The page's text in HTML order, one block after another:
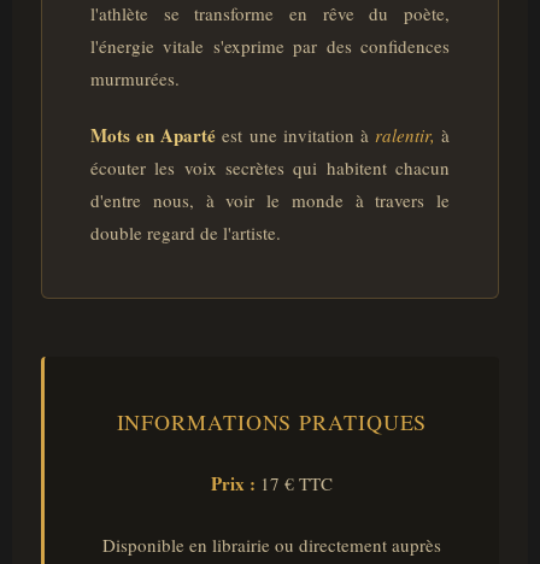
l'athlète se transforme en rêve du poète,
l'énergie vitale s'exprime par des confidences
murmurées.
Mots en Aparté est une invitation à ralentir, à
écouter les voix secrètes qui habitent chacun
d'entre nous, à voir le monde à travers le
double regard de l'artiste.
INFORMATIONS PRATIQUES
Prix : 17 € TTC
Disponible en librairie ou directement auprès